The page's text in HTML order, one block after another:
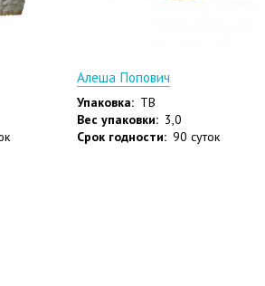
Алеша Попович
Упаковка: ТВ
Вес упаковки: 3,0
Срок годности: 90 суток